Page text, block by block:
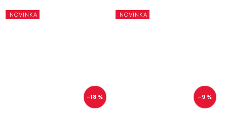
NOVINKA
–18 %
NOVINKA
–9 %